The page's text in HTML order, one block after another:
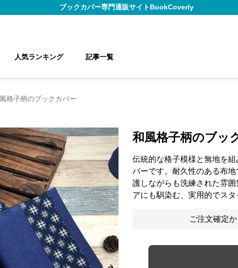
ブックカバー専門通販サイトBookCoverly
人気ランキング 記事一覧
格子柄のブックカバー
和風格子柄のブッ
伝統的な格子模様と無地を
バーです。耐久性のある布
護しながらも洗練された雰
アにも馴染む、実用的でス
ご注文確定